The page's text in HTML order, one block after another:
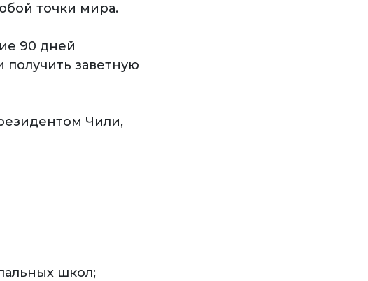
точки мира.
90 дней
заветную
Чили,
школ;